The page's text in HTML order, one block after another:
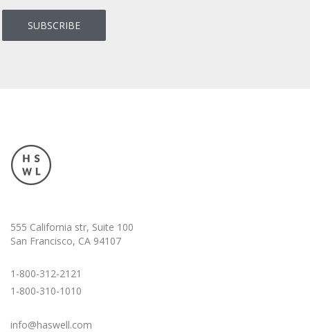
555 California str, Suite 100
San Francisco, CA 94107
1-800-312-2121
1-800-310-1010
info@haswell.com